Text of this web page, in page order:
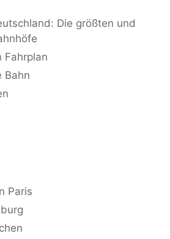
Die größten und
Fahrplan
Bahn
Paris